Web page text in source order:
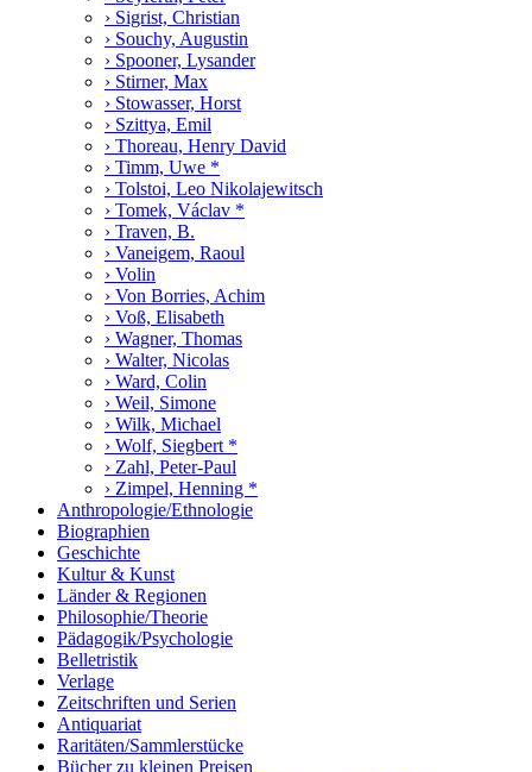
› Sigrist, Christian
› Souchy, Augustin
› Spooner, Lysander
› Stirner, Max
› Stowasser, Horst
› Szittya, Emil
› Thoreau, Henry David
› Timm, Uwe *
› Tolstoi, Leo Nikolajewitsch
› Tomek, Václav *
› Traven, B.
› Vaneigem, Raoul
› Volin
› Von Borries, Achim
› Voß, Elisabeth
› Wagner, Thomas
› Walter, Nicolas
› Ward, Colin
› Weil, Simone
› Wilk, Michael
› Wolf, Siegbert *
› Zahl, Peter-Paul
› Zimpel, Henning *
Anthropologie/Ethnologie
Biographien
Geschichte
Kultur & Kunst
Länder & Regionen
Philosophie/Theorie
Pädagogik/Psychologie
Belletristik
Verlage
Zeitschriften und Serien
Antiquariat
Raritäten/Sammlerstücke
Bücher zu kleinen Preisen